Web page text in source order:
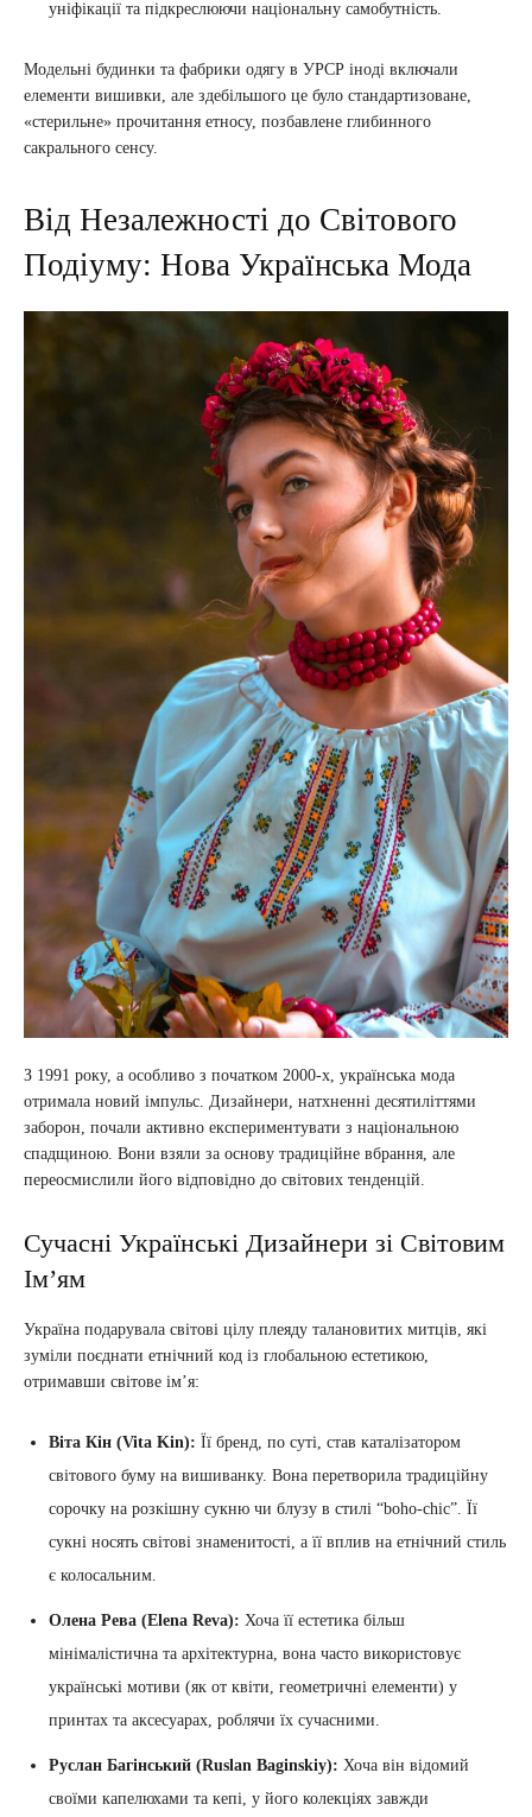
уніфікації та підкреслюючи національну самобутність.
Модельні будинки та фабрики одягу в УРСР іноді включали
елементи вишивки, але здебільшого це було стандартизоване,
«стерильне» прочитання етносу, позбавлене глибинного
сакрального сенсу.
Від Незалежності до Світового
Подіуму: Нова Українська Мода
З 1991 року, а особливо з початком 2000-х, українська мода
отримала новий імпульс. Дизайнери, натхненні десятиліттями
заборон, почали активно експериментувати з національною
спадщиною. Вони взяли за основу традиційне вбрання, але
переосмислили його відповідно до світових тенденцій.
Сучасні Українські Дизайнери зі Світовим
Ім’ям
Україна подарувала світові цілу плеяду талановитих митців, які
зуміли поєднати етнічний код із глобальною естетикою,
отримавши світове ім’я:
Віта Кін (Vita Kin): Її бренд, по суті, став каталізатором
світового буму на вишиванку. Вона перетворила традиційну
сорочку на розкішну сукню чи блузу в стилі “boho-chic”. Її
сукні носять світові знаменитості, а її вплив на етнічний стиль
є колосальним.
Олена Рева (Elena Reva): Хоча її естетика більш
мінімалістична та архітектурна, вона часто використовує
українські мотиви (як от квіти, геометричні елементи) у
принтах та аксесуарах, роблячи їх сучасними.
Руслан Багінський (Ruslan Baginskiy): Хоча він відомий
своїми капелюхами та кепі, у його колекціях завжди